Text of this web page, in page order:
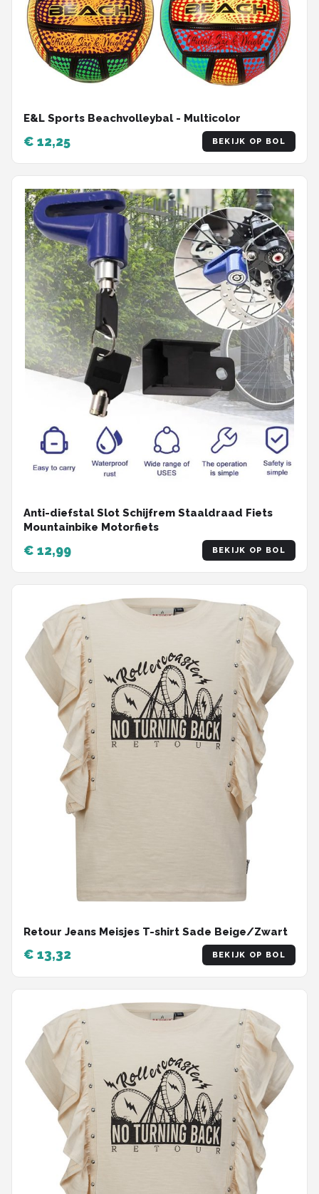
E&L Sports Beachvolleybal - Multicolor
€ 12,25 BEKIJK OP BOL
Anti-diefstal Slot Schijfrem Staaldraad Fiets
Mountainbike Motorfiets
€ 12,99 BEKIJK OP BOL
Retour Jeans Meisjes T-shirt Sade Beige/Zwart
€ 13,32 BEKIJK OP BOL